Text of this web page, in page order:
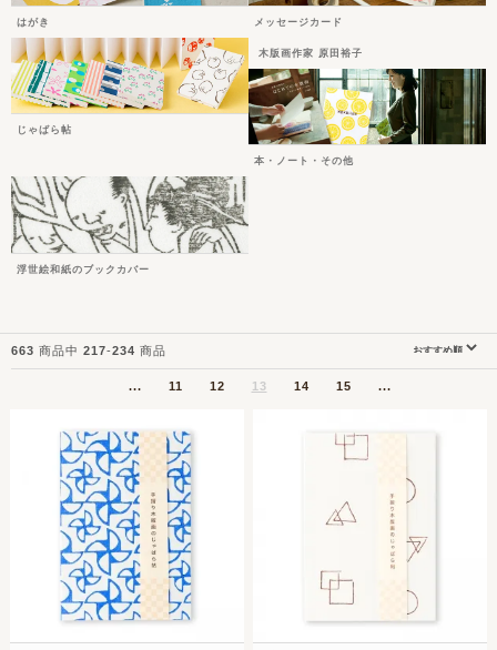
はがき メッセージカード
じゃばら帖
木版画作家 原田裕子
本・ノート・その他
浮世絵和紙のブックカバー
663 商品中 217-234 商品
... 11 12 13 14 15 ...